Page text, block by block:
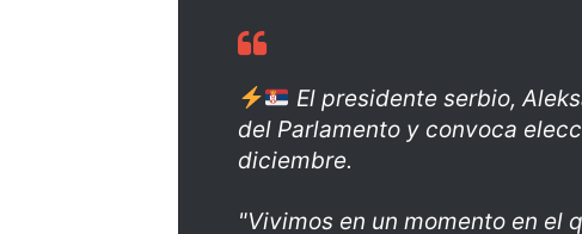
El presidente serbio,
del Parlamento y convoca
diciembre.
"Vivimos en un momento en el